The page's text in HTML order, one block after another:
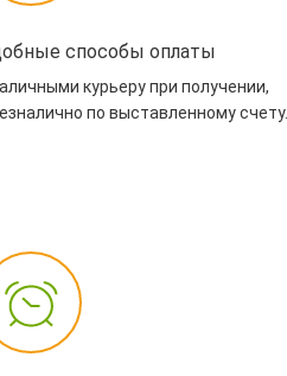
способы оплаты
курьеру при получении,
по выставленному счету.